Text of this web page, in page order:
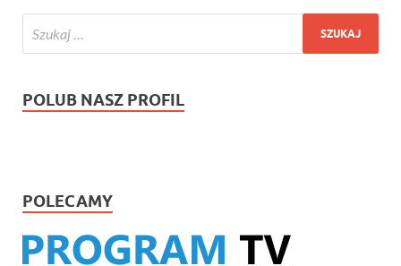
POLUB NASZ PROFIL
POLECAMY